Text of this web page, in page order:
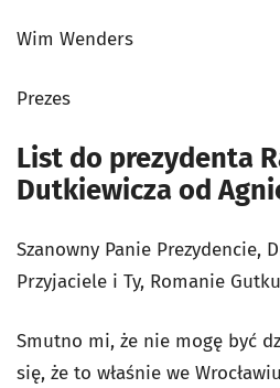
Wim Wenders
Prezes
List do prezydenta
Dutkiewicza od
Szanowny Panie Prezydencie,
Przyjaciele i Ty, Romanie
Smutno mi, że nie mogę być
się, że to właśnie we